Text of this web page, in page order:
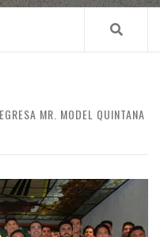
MR. MODEL QUINTANA